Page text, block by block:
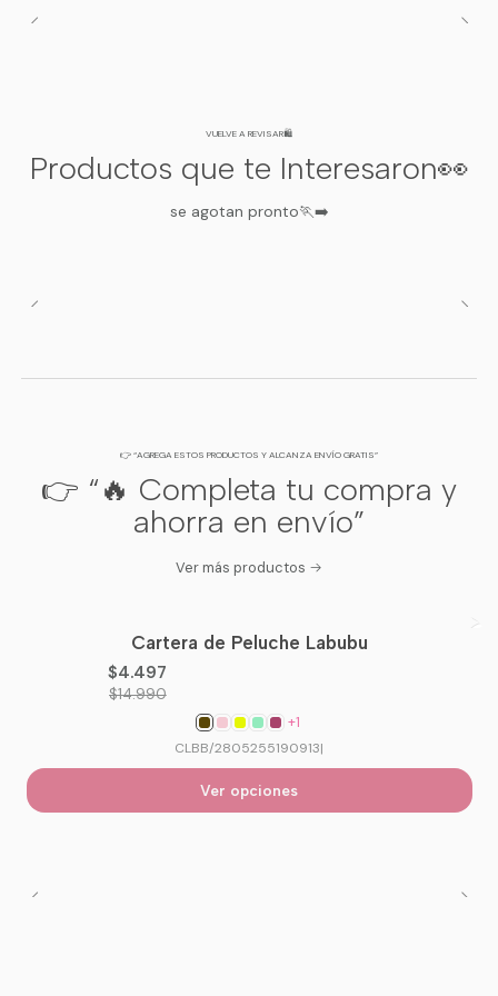
VUELVE A REVISAR🛍️
Productos que te Interesaron👀
se agotan pronto🏃‍➡️
👉 “AGREGA ESTOS PRODUCTOS Y ALCANZA ENVÍO GRATIS”
👉 “🔥 Completa tu compra y
ahorra en envío”
Ver más productos
Cartera de Peluche Labubu
$4.497
$14.990
+1
CLBB/2805255190913|
Ver opciones